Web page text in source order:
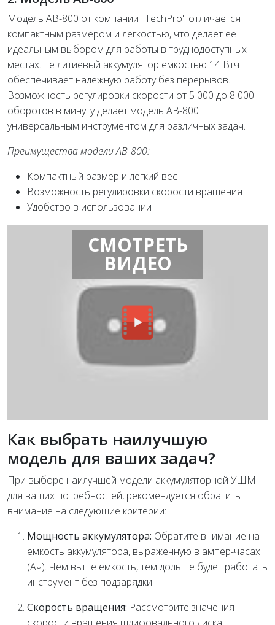
Модель AB-800 от компании "TechPro" отличается
компактным размером и легкостью, что делает ее
идеальным выбором для работы в труднодоступных
местах. Ее литиевый аккумулятор емкостью 14 Втч
обеспечивает надежную работу без перерывов.
Возможность регулировки скорости от 5 000 до 8 000
оборотов в минуту делает модель AB-800
универсальным инструментом для различных задач.
Преимущества модели AB-800:
Компактный размер и легкий вес
Возможность регулировки скорости вращения
Удобство в использовании
СМОТРЕТЬ
ВИДЕО
Как выбрать наилучшую
модель для ваших задач?
При выборе наилучшей модели аккумуляторной УШМ
для ваших потребностей, рекомендуется обратить
внимание на следующие критерии:
Мощность аккумулятора: Обратите внимание на
емкость аккумулятора, выраженную в ампер-часах
(Ач). Чем выше емкость, тем дольше будет работать
инструмент без подзарядки.
Скорость вращения: Рассмотрите значения